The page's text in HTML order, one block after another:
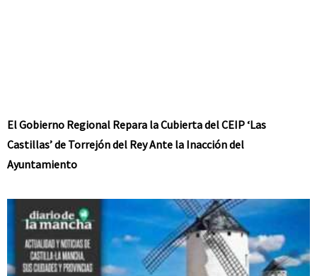
El Gobierno Regional Repara la Cubierta del CEIP ‘Las
Castillas’ de Torrejón del Rey Ante la Inacción del
Ayuntamiento